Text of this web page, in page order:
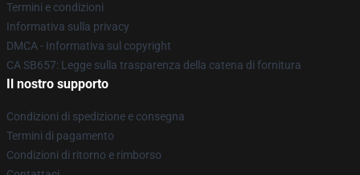
Termini e condizioni
Informativa sulla privacy
DMCA - Informativa sul copyright
CA SB657: Legge sulla trasparenza della catena di fornitura
Il nostro supporto
Condizioni di spedizione e consegna
Termini di pagamento
Condizioni di ritorno e rimborso